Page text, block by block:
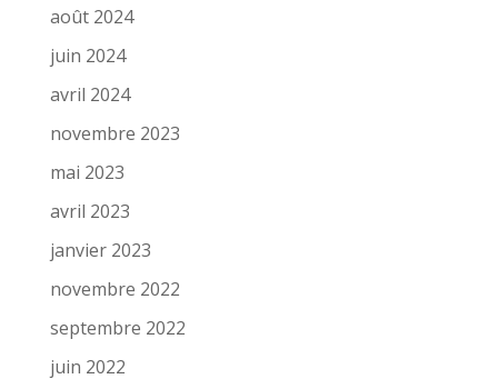
août 2024
juin 2024
avril 2024
novembre 2023
mai 2023
avril 2023
janvier 2023
novembre 2022
septembre 2022
juin 2022